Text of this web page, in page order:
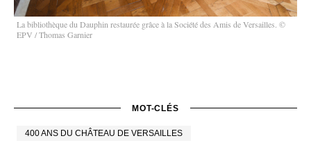
La bibliothèque du Dauphin restaurée grâce à la Société des Amis de Versailles. ©
EPV / Thomas Garnier
MOT-CLÉS
400 ANS DU CHÂTEAU DE VERSAILLES